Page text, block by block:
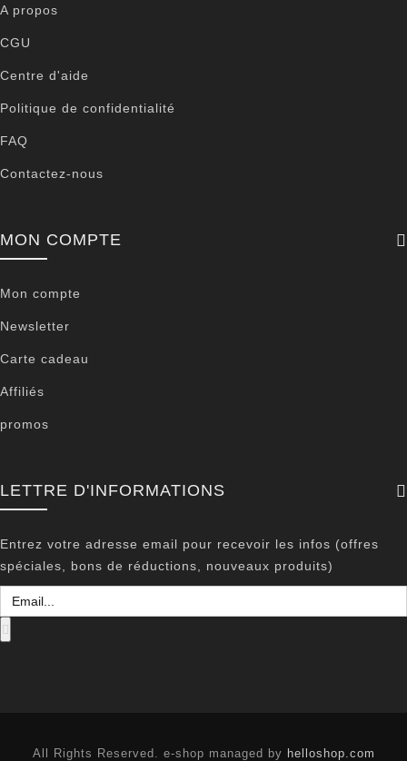
A propos
CGU
Centre d'aide
Politique de confidentialité
FAQ
Contactez-nous
MON COMPTE
Mon compte
Newsletter
Carte cadeau
Affiliés
promos
LETTRE D'INFORMATIONS
Entrez votre adresse email pour recevoir les infos (offres
spéciales, bons de réductions, nouveaux produits)
All Rights Reserved. e-shop managed by helloshop.com